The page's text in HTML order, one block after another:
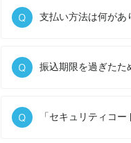
支払い方法は何があ
振込期限を過ぎた
「セキュリティコ